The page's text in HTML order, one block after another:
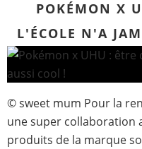
POKÉMON X
L'ÉCOLE N'A
© sweet mum Pour la
une super collaboration
produits de la marque